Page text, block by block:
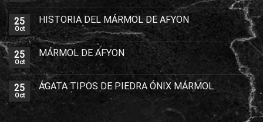
25
Oct
HISTORIA DEL MÁRMOL DE AFYON
25
Oct
MÁRMOL DE AFYON
25
Oct
ÁGATA TIPOS DE PIEDRA ÓNIX MÁRMOL